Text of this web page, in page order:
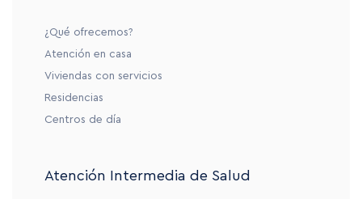
¿Qué ofrecemos?
Atención en casa
Viviendas con servicios
Residencias
Centros de día
Atención Intermedia de Salud